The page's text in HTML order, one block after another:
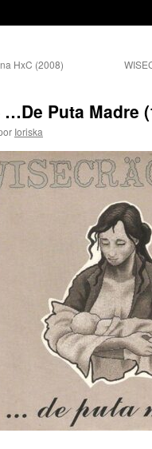
HxC (2008)
…De Puta Madre
Ioriska